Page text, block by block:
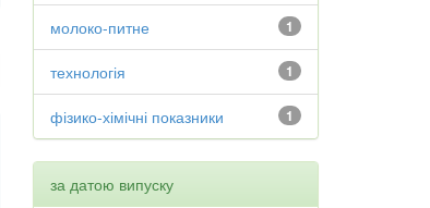
1
молоко-питне
1
технологія
1
фізико-хімічні показники
за датою випуску